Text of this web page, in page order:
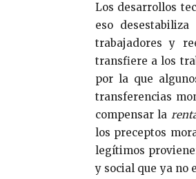
Los desarrollos
eso
trabajadores y
transfiere a los
por la que
transferencias
compensar la
los preceptos
legítimos
y social que ya no